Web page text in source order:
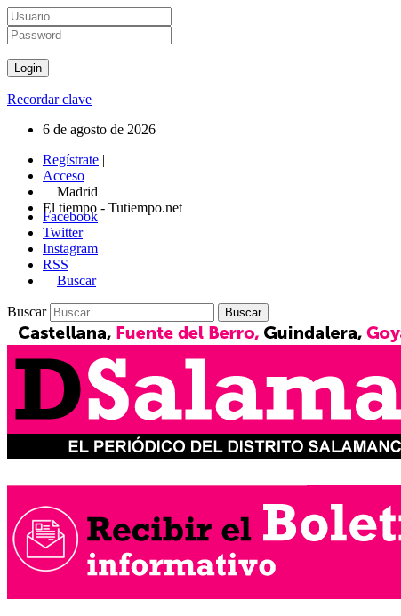
Recordar clave
6 de agosto de 2026
Regístrate |
Acceso
Madrid
El tiempo - Tutiempo.net
Facebook
Twitter
Instagram
RSS
Buscar
Buscar